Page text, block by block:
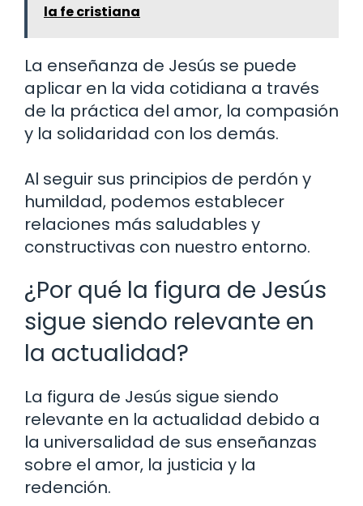
la fe cristiana
La enseñanza de Jesús se puede
aplicar en la vida cotidiana a través
de la práctica del amor, la compasión
y la solidaridad con los demás.
Al seguir sus principios de perdón y
humildad, podemos establecer
relaciones más saludables y
constructivas con nuestro entorno.
¿Por qué la figura de Jesús
sigue siendo relevante en
la actualidad?
La figura de Jesús sigue siendo
relevante en la actualidad debido a
la universalidad de sus enseñanzas
sobre el amor, la justicia y la
redención.